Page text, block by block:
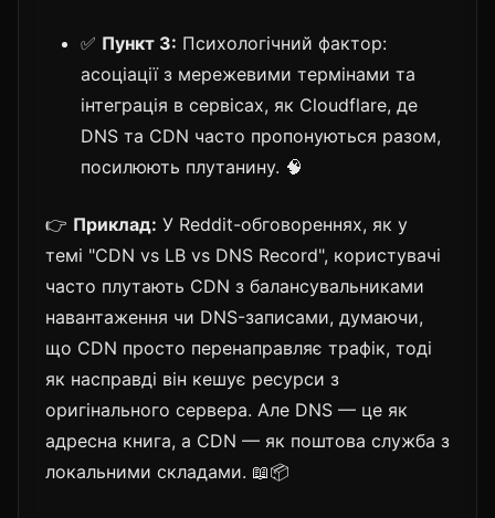
✅ Пункт 3: Психологічний фактор:
асоціації з мережевими термінами та
інтеграція в сервісах, як Cloudflare, де
DNS та CDN часто пропонуються разом,
посилюють плутанину. 🧠
👉 Приклад: У Reddit-обговореннях, як у
темі "CDN vs LB vs DNS Record", користувачі
часто плутають CDN з балансувальниками
навантаження чи DNS-записами, думаючи,
що CDN просто перенаправляє трафік, тоді
як насправді він кешує ресурси з
оригінального сервера. Але DNS — це як
адресна книга, а CDN — як поштова служба з
локальними складами. 📖📦